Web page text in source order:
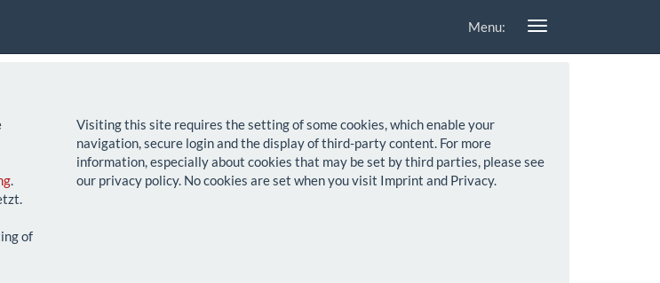
Menu:
.
of
Visiting this site requires the setting of some cookies, which enable your
navigation, secure login and the display of third-party content. For more
information, especially about cookies that may be set by third parties, please see
our privacy policy. No cookies are set when you visit Imprint and Privacy.